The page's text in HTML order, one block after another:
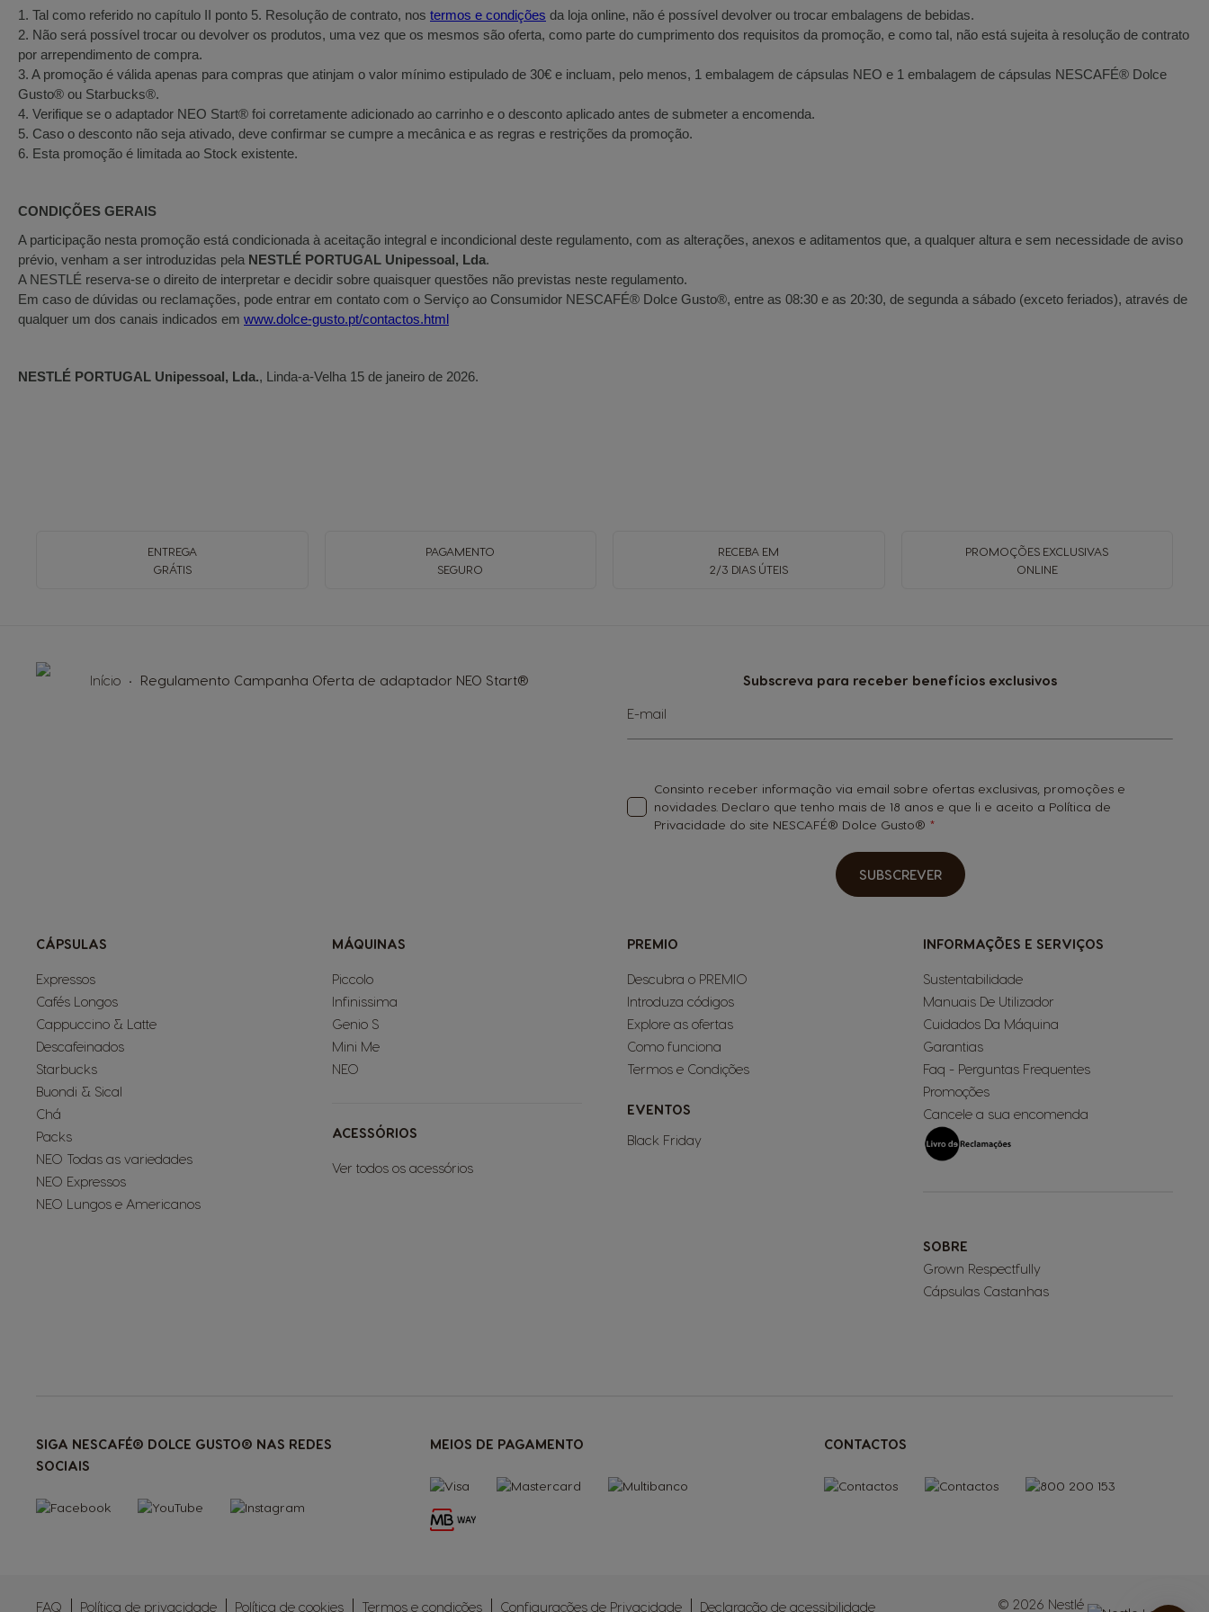
1. Tal como referido no capítulo II ponto 5. Resolução de contrato, nos termos e condições da loja online, não é possível devolver ou trocar embalagens de bebidas.
2. Não será possível trocar ou devolver os produtos, uma vez que os mesmos são oferta, como parte do cumprimento dos requisitos da promoção, e como tal, não está sujeita à resolução de contrato
por arrependimento de compra.
3. A promoção é válida apenas para compras que atinjam o valor mínimo estipulado de 30€ e incluam, pelo menos, 1 embalagem de cápsulas NEO e 1 embalagem de cápsulas NESCAFÉ® Dolce
Gusto® ou Starbucks®.
4. Verifique se o adaptador NEO Start® foi corretamente adicionado ao carrinho e o desconto aplicado antes de submeter a encomenda.
5. Caso o desconto não seja ativado, deve confirmar se cumpre a mecânica e as regras e restrições da promoção.
6. Esta promoção é limitada ao Stock existente.
CONDIÇÕES GERAIS
A participação nesta promoção está condicionada à aceitação integral e incondicional deste regulamento, com as alterações, anexos e aditamentos que, a qualquer altura e sem necessidade de aviso
prévio, venham a ser introduzidas pela NESTLÉ PORTUGAL Unipessoal, Lda.
A NESTLÉ reserva-se o direito de interpretar e decidir sobre quaisquer questões não previstas neste regulamento.
Em caso de dúvidas ou reclamações, pode entrar em contato com o Serviço ao Consumidor NESCAFÉ® Dolce Gusto®, entre as 08:30 e as 20:30, de segunda a sábado (exceto feriados), através de
qualquer um dos canais indicados em www.dolce-gusto.pt/contactos.html
NESTLÉ PORTUGAL Unipessoal, Lda., Linda-a-Velha 15 de janeiro de 2026.
ENTREGA
GRÁTIS
PAGAMENTO
SEGURO
RECEBA EM
2/3 DIAS ÚTEIS
PROMOÇÕES EXCLUSIVAS
ONLINE
Início Regulamento Campanha Oferta de adaptador NEO Start® Subscreva para receber benefícios exclusivos
Subscreva
a
nossa
E-mail
Consinto receber informação via email sobre ofertas exclusivas, promoções e
novidades. Declaro quetenho mais de 18 anos e que li e aceito a Política de
Privacidade do site NESCAFÉ® Dolce Gusto®
SUBSCREVER
CÁPSULAS
Expressos
Cafés Longos
Cappuccino & Latte
Descafeinados
Starbucks
Buondi & Sical
Chá
Packs
NEO Todas as variedades
NEO Expressos
NEO Lungos e Americanos
MÁQUINAS
Piccolo
Infinissima
Genio S
Mini Me
NEO
ACESSÓRIOS
Ver todos os acessórios
PREMIO
Descubra o PREMIO
Introduza códigos
Explore as ofertas
Como funciona
Termos e Condições
EVENTOS
Black Friday
INFORMAÇÕES E SERVIÇOS
Sustentabilidade
Manuais De Utilizador
Cuidados Da Máquina
Garantias
Faq - Perguntas Frequentes
Promoções
Cancele a sua encomenda
SOBRE
Grown Respectfully
Cápsulas Castanhas
SIGA NESCAFÉ® DOLCE GUSTO® NAS REDES
SOCIAIS
MEIOS DE PAGAMENTO CONTACTOS
FAQ Política de privacidade Política de cookies Termos e condições Configurações de Privacidade Declaração de acessibilidade © 2026 Nestlé